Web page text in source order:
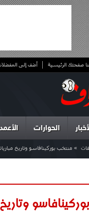
صفحتك الرئيسية أضف إلى
الحوارات
» منتخب بوركينافاسو وتاريخ مبارياته مع